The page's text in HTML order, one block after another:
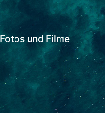
Fotos und Filme